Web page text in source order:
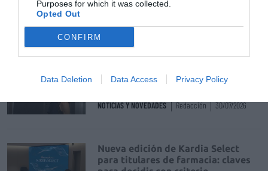
Purposes for which it was collected.
Opted Out
CONFIRM
Data Deletion Data Access Privacy Policy
24 Congreso Nacional
NOTICIAS Y NOVEDADES
La farmacia, un apoyo esencial en
el cuidado infantil
NOTICIAS Y NOVEDADES Redacción 30/07/2026
Nueva edición de Kardia Select
para titulares de farmacia: claves